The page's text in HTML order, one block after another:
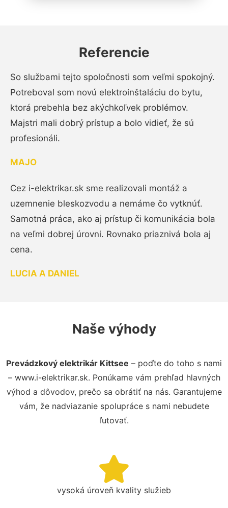
Referencie
So službami tejto spoločnosti som veľmi spokojný.
Potreboval som novú elektroinštaláciu do bytu,
ktorá prebehla bez akýchkoľvek problémov.
Majstri mali dobrý prístup a bolo vidieť, že sú
profesionáli.
MAJO
Cez i-elektrikar.sk sme realizovali montáž a
uzemnenie bleskozvodu a nemáme čo vytknúť.
Samotná práca, ako aj prístup či komunikácia bola
na veľmi dobrej úrovni. Rovnako priaznivá bola aj
cena.
LUCIA A DANIEL
Naše výhody
Prevádzkový elektrikár Kittsee – poďte do toho s nami
– www.i-elektrikar.sk. Ponúkame vám prehľad hlavných
výhod a dôvodov, prečo sa obrátiť na nás. Garantujeme
vám, že nadviazanie spolupráce s nami nebudete
ľutovať.
vysoká úroveň kvality služieb